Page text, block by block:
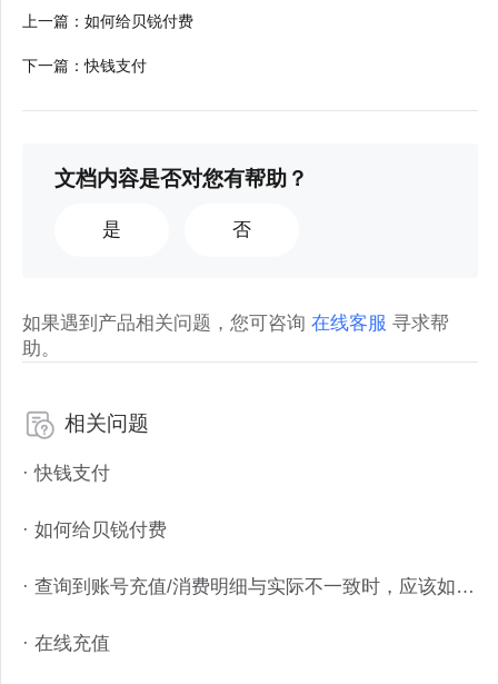
上一篇 ：如何给贝锐付费
下一篇 ：快钱支付
文档内容是否对您有帮助？
是 否
如果遇到产品相关问题，您可咨询在线客服 寻求帮
助。
相关问题
· 快钱支付
· 如何给贝锐付费
· 查询到账号充值/消费明细与实际不一致时，应该如何办理
· 在线充值